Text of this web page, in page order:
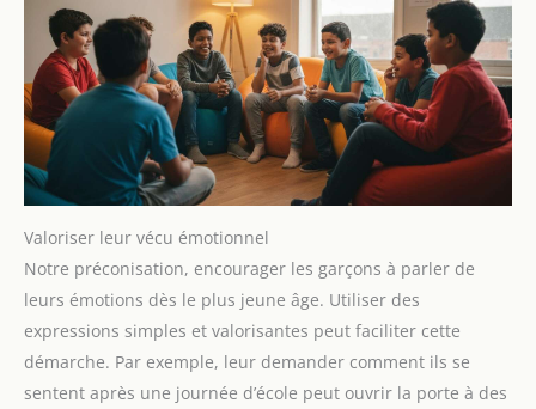
Valoriser leur vécu émotionnel
Notre préconisation, encourager les garçons à parler de
leurs émotions dès le plus jeune âge. Utiliser des
expressions simples et valorisantes peut faciliter cette
démarche. Par exemple, leur demander comment ils se
sentent après une journée d’école peut ouvrir la porte à des